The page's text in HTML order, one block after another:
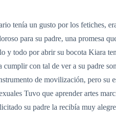
tenía un gusto por los fetiches,
para su padre, una promesa
y todo por abrir su bocota Kiara
con tal de ver a su padre
de movilización, pero su
Tuvo que aprender artes
su padre la recibía muy